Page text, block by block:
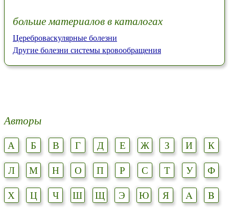
больше материалов в каталогах
Цереброваскулярные болезни
Другие болезни системы кровообращения
Авторы
А Б В Г Д Е Ж З И
К
Л
М Н О П Р С Т У
Ф
Х
Ц Ч Ш Щ Э Ю Я A
B